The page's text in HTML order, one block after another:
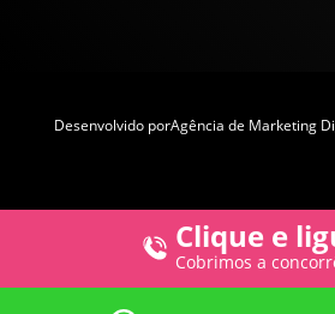
Clique e
Cobrimos a
Desenvolvido porAgência de Marketing